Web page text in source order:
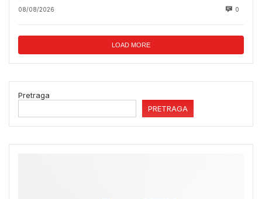
08/08/2026 0
LOAD MORE
Pretraga
PRETRAGA